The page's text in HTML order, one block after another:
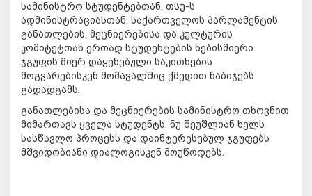
სამინისტრო სტუდენტებთან, თსუ-ს
ადმინისტრაციასთან, საქართველოს პარლამენტის
განათლების, მეცნიერებისა და კულტურის
კომიტეტთან ერთად სტუდენტების ნებისმიერი
ჯგუფის მიერ დაყენებული საკითხების
მოგვარებისკენ მომავალშიც ქმედით ნაბიჯებს
გადადგამს.
განათლებისა და მეცნიერების სამინისტრო თხოვნით
მიმართავს ყველა სტუდენტს, ნუ შეუშლიან ხელს
სასწავლო პროცესს და დაინტერესებულ ჯგუფებს
მშვიდობიანი დიალოგისკენ მოუწოდებს.